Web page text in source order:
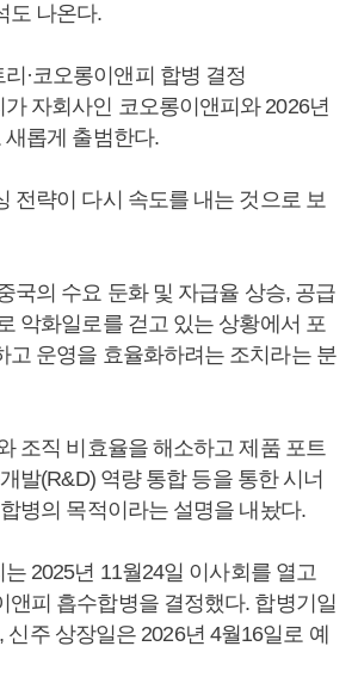
도 나온다.
·코오롱이앤피 합병 결정
자회사인 코오롱이앤피와 2026년
롭게 출범한다.
전략이 다시 속도를 내는 것으로 보
국의 수요 둔화 및 자급율 상승, 공급
악화일로를 걷고 있는 상황에서 포
고 운영을 효율화하려는 조치라는 분
조직 비효율을 해소하고 제품 포트
발(R&D) 역량 통합 등을 통한 시너
병의 목적이라는 설명을 내놨다.
2025년 11월24일 이사회를 열고
앤피 흡수합병을 결정했다. 합병기일
신주 상장일은 2026년 4월16일로 예